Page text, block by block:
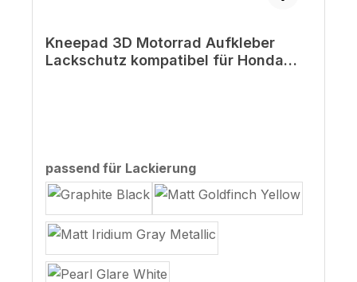
Kneepad 3D Motorrad Aufkleber
Lackschutz kompatibel für Honda
passend für Lackierungauswählen